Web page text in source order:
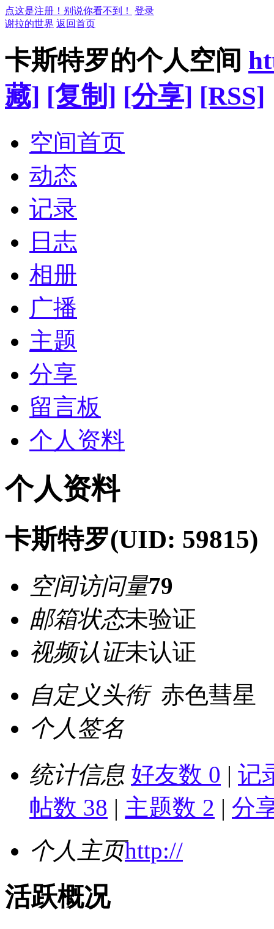
点这是注册！别说你看不到！
登录
谢拉的世界 返回首页
卡斯特罗的个人空间
藏] [复制] [分享] [RSS]
空间首页
动态
记录
日志
相册
广播
主题
分享
留言板
个人资料
个人资料
卡斯特罗(UID: 59815)
空间访问量79
邮箱状态未验证
视频认证未认证
自定义头衔 赤色彗星
个人签名
统计信息 好友数 0 | 记
帖数 38 | 主题数 2 | 分
个人主页http://
活跃概况